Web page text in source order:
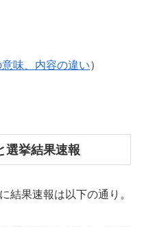
味、内容の違い）
選挙結果速報
結果速報は以下の通り。